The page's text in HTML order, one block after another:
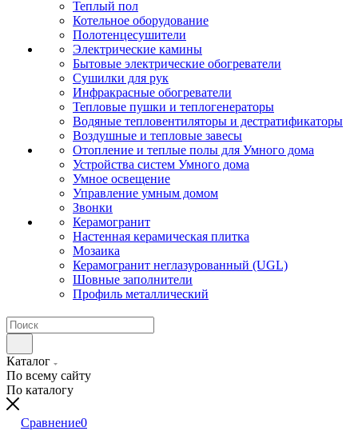
Теплый пол
Котельное оборудование
Полотенцесушители
Электрические камины
Бытовые электрические обогреватели
Сушилки для рук
Инфракрасные обогреватели
Тепловые пушки и теплогенераторы
Водяные тепловентиляторы и дестратификаторы
Воздушные и тепловые завесы
Отопление и теплые полы для Умного дома
Устройства систем Умного дома
Умное освещение
Управление умным домом
Звонки
Керамогранит
Настенная керамическая плитка
Мозаика
Керамогранит неглазурованный (UGL)
Шовные заполнители
Профиль металлический
Каталог
По всему сайту
По каталогу
Сравнение0